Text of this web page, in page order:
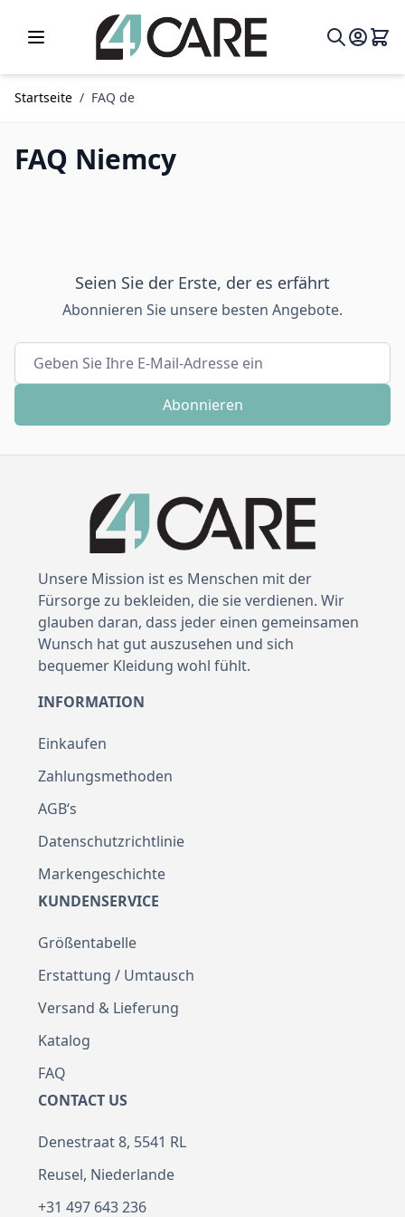
Zum Inhalt springen
Startseite / FAQ de
FAQ Niemcy
Seien Sie der Erste, der es erfährt
Abonnieren Sie unsere besten Angebote.
E-Mailadresse
Abonnieren
Unsere Mission ist es Menschen mit der
Fürsorge zu bekleiden, die sie verdienen. Wir
glauben daran, dass jeder einen gemeinsamen
Wunsch hat gut auszusehen und sich
bequemer Kleidung wohl fühlt.
INFORMATION
Einkaufen
Zahlungsmethoden
AGB‘s
Datenschutzrichtlinie
Markengeschichte
KUNDENSERVICE
Größentabelle
Erstattung / Umtausch
Versand & Lieferung
Katalog
FAQ
CONTACT US
Denestraat 8, 5541 RL
Reusel, Niederlande
+31 497 643 236